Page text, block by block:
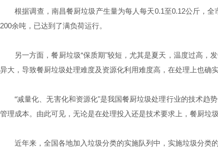
根据调查，南昌餐厨垃圾产生量为每人每天0.1至0.12公斤，
200余吨，已达到了满负荷运行。
另一方面，餐厨垃圾“保质期"较短，尤其是夏天，温度过高，
异大，导致餐厨垃圾处理难度及资源化利用难度高，在处理上也确
“减量化、无害化和资源化"是我国餐厨垃圾处理行业的技术趋
管理成本。由此可见，无论是在处理投入还是技术要求上，餐厨垃
近年来，全国各地加入垃圾分类的实施队列中，实施垃圾分类